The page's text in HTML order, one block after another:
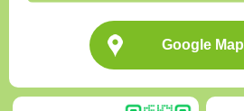
Google Map